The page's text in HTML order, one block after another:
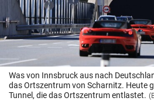
© Krone Multimedia GmbH & Co KG
Muthgasse 2, 1190 Wien
Was von Innsbruck aus nach
das Ortszentrum von Scharnitz. Heute
Tunnel, die das Ortszentrum entlastet.